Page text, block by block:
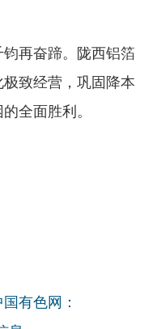
再奋蹄。陇西铝箔
致经营，巩固降本
全面胜利。
有色网：